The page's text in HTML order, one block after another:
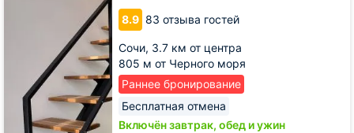
8.9 83 отзыва гостей
Сочи, 3.7 км от центра
805 м от Черного моря
Раннее бронирование
Бесплатная отмена
Включён завтрак, обед и ужин